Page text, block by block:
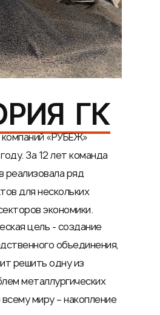
ГК
«РУБЕЖ»
За 12 лет команда
реализовала ряд
для нескольких
экономики.
цель - создание
объединения,
решить одну из
металлургических
миру – накопление